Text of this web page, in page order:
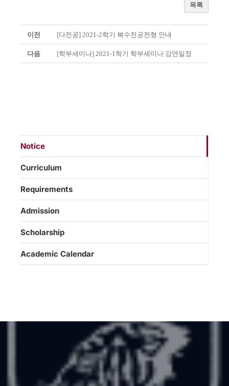
목록
이전 [다전공] 2021-2학기 복수전공전형 안내
다음 [학부세미나] 2021-1학기 학부세미나 강연일정
Notice
Curriculum
Requirements
Admission
Scholarship
Academic Calendar